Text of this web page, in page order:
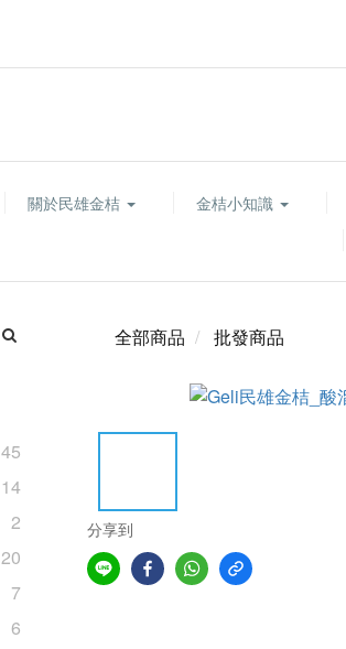
關於民雄金桔 金桔小知識
45
14
2
20
7
6
全部商品 批發商品
分享到